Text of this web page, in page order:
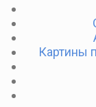
Картины